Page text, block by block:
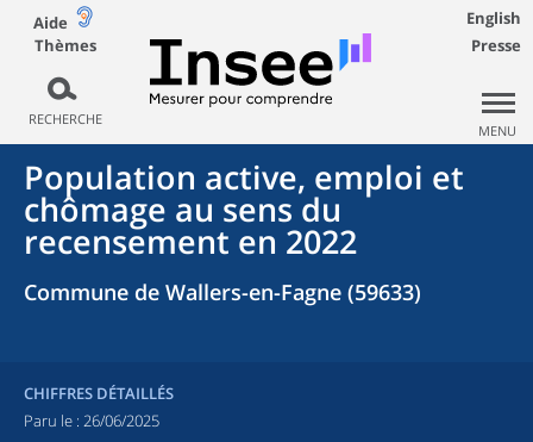
Aide
Thèmes
RECHERCHE
English
Presse
MENU
Population active, emploi et
chômage au sens du
recensement en 2022
Commune de Wallers-en-Fagne (59633)
CHIFFRES DÉTAILLÉS
Paru le : 26/06/2025